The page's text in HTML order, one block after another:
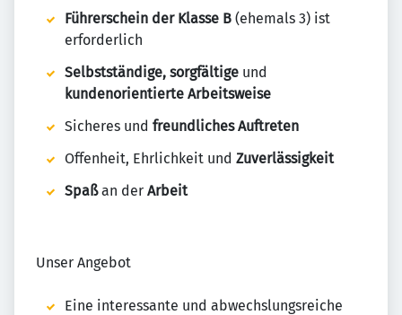
Führerschein der Klasse B (ehemals 3) ist
erforderlich
Selbstständige, sorgfältige und
kundenorientierte Arbeitsweise
Sicheres und freundliches Auftreten
Offenheit, Ehrlichkeit und Zuverlässigkeit
Spaßan der Arbeit
Unser Angebot
Eine interessante und abwechslungsreiche